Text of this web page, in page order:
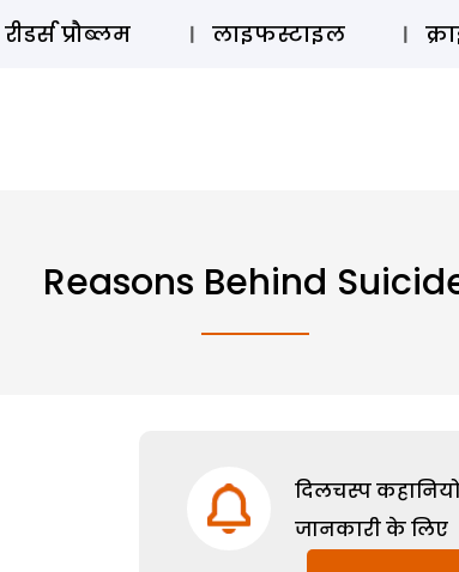
रीडर्स प्रौब्लम लाइफस्टाइल
Reasons Behind
दिलचस्प
जानकारी के लिए